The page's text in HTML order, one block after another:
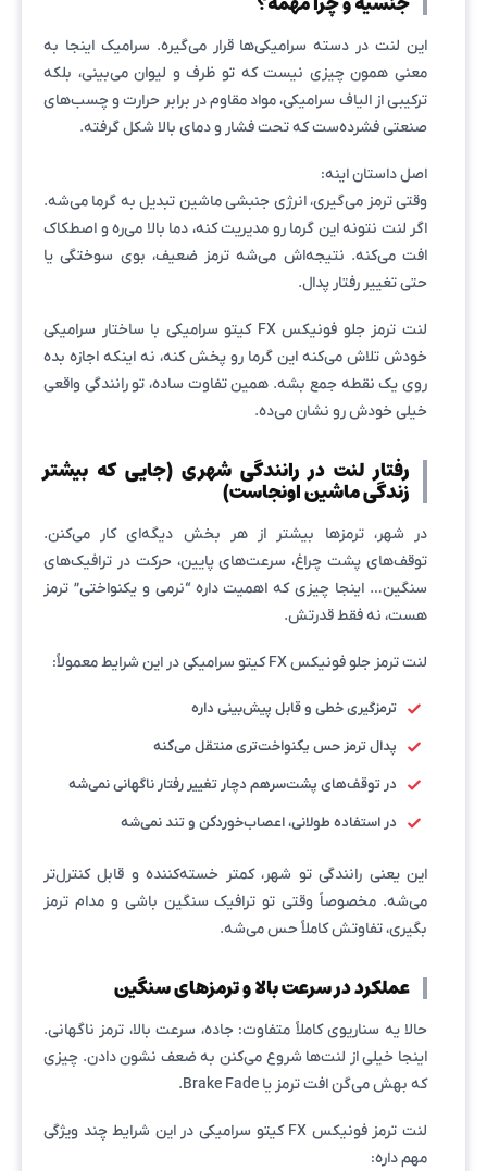
این لنت در دسته سرامیکی‌ها قرار می‌گیره. سرامیک اینجا به
معنی همون چیزی نیست که تو ظرف و لیوان می‌بینی، بلکه
ترکیبی از الیاف سرامیکی، مواد مقاوم در برابر حرارت و چسب‌های
صنعتی فشرده‌ست که تحت فشار و دمای بالا شکل گرفته.
اصل داستان اینه:
وقتی ترمز می‌گیری، انرژی جنبشی ماشین تبدیل به گرما می‌شه.
اگر لنت نتونه این گرما رو مدیریت کنه، دما بالا می‌ره و اصطکاک
افت می‌کنه. نتیجه‌اش می‌شه ترمز ضعیف، بوی سوختگی یا
حتی تغییر رفتار پدال.
لنت ترمز جلو فونیکس FX کیتو سرامیکی با ساختار سرامیکی
خودش تلاش می‌کنه این گرما رو پخش کنه، نه اینکه اجازه بده
روی یک نقطه جمع بشه. همین تفاوت ساده، تو رانندگی واقعی
خیلی خودش رو نشان می‌ده.
رفتار لنت در رانندگی شهری (جایی که بیشتر
زندگی ماشین اونجاست)
در شهر، ترمزها بیشتر از هر بخش دیگه‌ای کار می‌کنن.
توقف‌های پشت چراغ، سرعت‌های پایین، حرکت در ترافیک‌های
سنگین… اینجا چیزی که اهمیت داره “نرمی و یکنواختی” ترمز
هست، نه فقط قدرتش.
لنت ترمز جلو فونیکس FX کیتو سرامیکی در این شرایط معمولاً:
ترمزگیری خطی و قابل پیش‌بینی داره
پدال ترمز حس یکنواخت‌تری منتقل می‌کنه
در توقف‌های پشت‌سرهم دچار تغییر رفتار ناگهانی نمی‌شه
در استفاده طولانی، اعصاب‌خوردکن و تند نمی‌شه
این یعنی رانندگی تو شهر، کمتر خسته‌کننده و قابل کنترل‌تر
می‌شه. مخصوصاً وقتی تو ترافیک سنگین باشی و مدام ترمز
بگیری، تفاوتش کاملاً حس می‌شه.
عملکرد در سرعت بالا و ترمزهای سنگین
حالا یه سناریوی کاملاً متفاوت: جاده، سرعت بالا، ترمز ناگهانی.
اینجا خیلی از لنت‌ها شروع می‌کنن به ضعف نشون دادن. چیزی
که بهش می‌گن افت ترمز یا Brake Fade.
لنت ترمز فونیکس FX کیتو سرامیکی در این شرایط چند ویژگی
مهم داره: